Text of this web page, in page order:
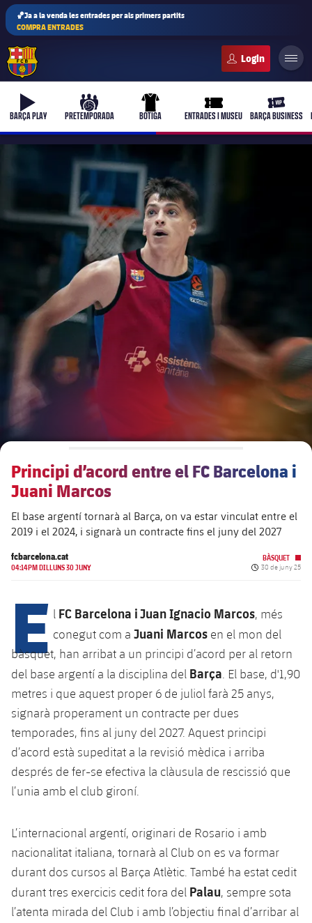
🏀Ja a la venda les entrades per als primers partits
COMPRA ENTRADES
b-play
BARÇA PLAY
culers-ball
PRETEMPORADA
uniform
BOTIGA
ticket-full
ENTRADES I MUSEU
ticket-
BARÇA BUSINESS
plusicon
més
Junta Directiva
chevron-right
label.aria.chevronright
Òrgans
Documents
Comissions i òrgans
plusicon
més
Més que un club
Masia 360
La Masia
Dècada a dècada
Centre de documentació
plusicon
més
Spotify Camp Nou
Barça Cafe
Ciutat Esportiva
plusicon
més
Serveis
plusicon
més
Principi d’acord entre el FC Barcelona i
Juani Marcos
El base argentí tornarà al Barça, on va estar vinculat entre el
2019 i el 2024, i signarà un contracte fins el juny del 2027
fcbarcelona.cat
04:14PM DILLUNS 30 JUNY
BÀSQUET
Data de
30 de juny 25
E l FC Barcelona i Juan Ignacio Marcos, més
conegut com a Juani Marcos en el mon del
bàsquet, han arribat a un principi d’acord per al retorn
del base argentí a la disciplina del Barça . El base, d'1,90
metres i que aquest proper 6 de juliol farà 25 anys,
signarà properament un contracte per dues
temporades, fins al juny del 2027. Aquest principi
d’acord està supeditat a la revisió mèdica i arriba
després de fer-se efectiva la clàusula de rescissió que
l’unia amb el club gironí.
L’internacional argentí, originari de Rosario i amb
nacionalitat italiana, tornarà al Club on es va formar
durant dos cursos al Barça Atlètic. També ha estat cedit
durant tres exercicis cedit fora del Palau, sempre sota
l’atenta mirada del Club i amb l’objectiu final d’arribar al